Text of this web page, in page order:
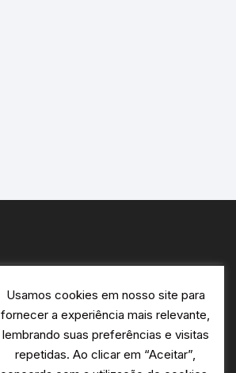
Usamos cookies em nosso site para
fornecer a experiência mais relevante,
lembrando suas preferências e visitas
repetidas. Ao clicar em “Aceitar”,